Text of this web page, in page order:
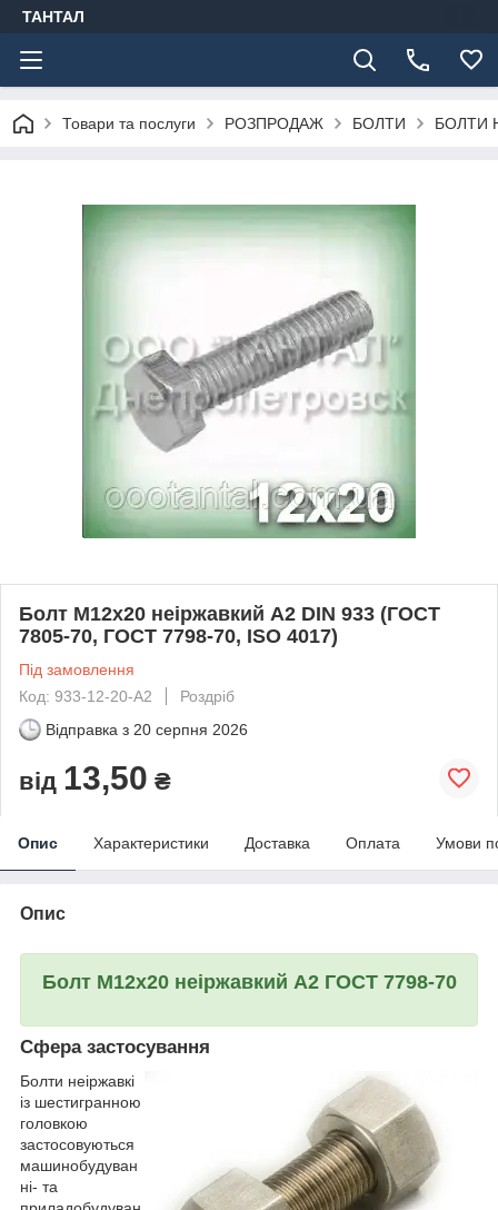
ТАНТАЛ
Товари та послуги РОЗПРОДАЖ БОЛТИ БОЛТИ
Болт М12х20 неіржавкий А2 DIN 933 (ГОСТ
7805-70, ГОСТ 7798-70, ISO 4017)
Під замовлення
Код: 933-12-20-A2
Роздріб
Відправка з 20 серпня 2026
від 13,50 ₴
Опис Характеристики Доставка Оплата Умови
Опис
Болт М12х20 неіржавкий А2 ГОСТ 7798-70
Сфера застосування
Болти неіржавкі
із шестигранною
головкою
застосовуються
машинобудуван
ні- та